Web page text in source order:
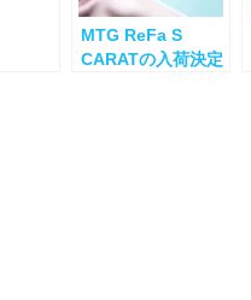
MTG ReFa S
CARATの入荷決定